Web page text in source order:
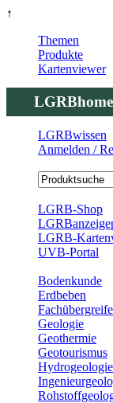
↑
LGRBhome
Themen
Produkte
Kartenviewer
LGRBwissen
Anmelden /
LGRB-Shop
LGRB-
UVB-Portal
Bodenkunde
Erdbeben
Geologie
Geothermie
Geotourismus
Hydrogeologie